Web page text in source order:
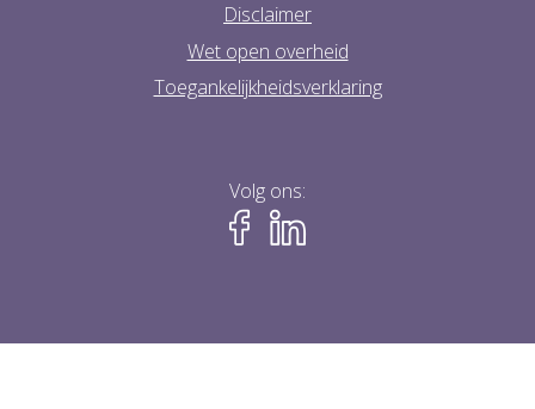
Disclaimer
Wet open overheid
Toegankelijkheidsverklaring
Volg ons: